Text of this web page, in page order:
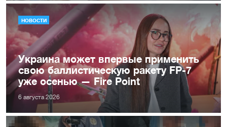
НОВОСТИ
Украина может впервые применить
свою баллистическую ракету FP-7
уже осенью — Fire Point
6 августа 2026